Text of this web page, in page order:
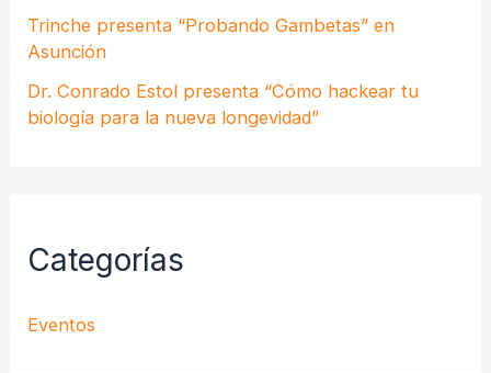
Trinche presenta “Probando Gambetas” en
Asunción
Dr. Conrado Estol presenta “Cómo hackear tu
biología para la nueva longevidad”
Categorías
Eventos